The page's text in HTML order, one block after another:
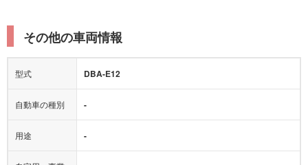
その他の車両情報
型式 DBA-E12
自動車の種別 -
用途 -